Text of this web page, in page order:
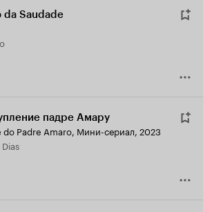
da Saudade
падре Амару
do Padre Amaro, Мини-сериал, 2023
Dias